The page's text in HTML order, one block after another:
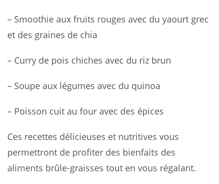
– Smoothie aux fruits rouges avec du yaourt grec
et des graines de chia
– Curry de pois chiches avec du riz brun
– Soupe aux légumes avec du quinoa
– Poisson cuit au four avec des épices
Ces recettes délicieuses et nutritives vous
permettront de profiter des bienfaits des
aliments brûle-graisses tout en vous régalant.